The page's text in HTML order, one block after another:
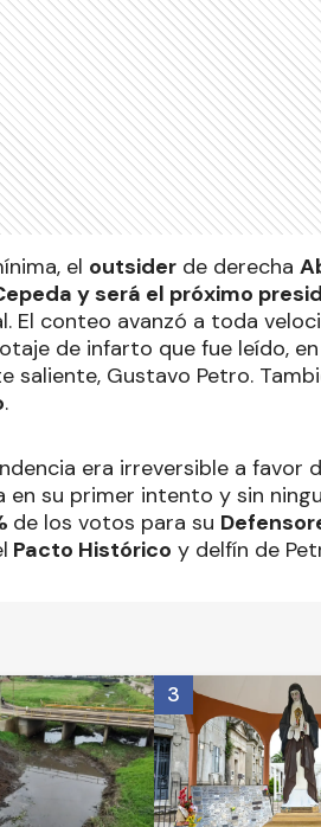
el outsider de derecha
y será el próximo
El conteo avanzó a toda
de infarto que fue leído,
Gustavo Petro.
.
era irreversible a favor
su primer intento y sin
de los votos para su
Pacto Histórico y delfín de
3